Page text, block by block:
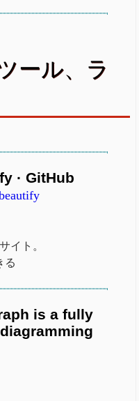
ール、ラ
· GitHub
イト。
る
is a fully